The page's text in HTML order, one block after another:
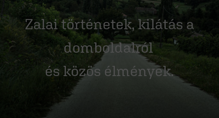
Zalai történetek, kilátás a
domboldalról
és közös élmények.